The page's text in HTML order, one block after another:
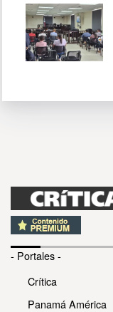
- Portales -
Crítica
Panamá América